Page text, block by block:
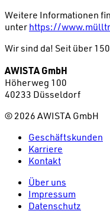
Weitere Informationen
unter https://
Wir sind da! Seit über
AWISTA GmbH
Höherweg 100
40233 Düsseldorf
© 2026 AWISTA GmbH
Geschäftskunden
Karriere
Kontakt
Über uns
Impressum
Datenschutz